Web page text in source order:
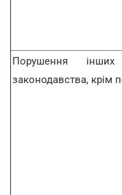
Порушення
законодавства, крім